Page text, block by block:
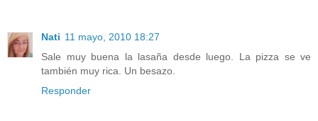
Nati 11 mayo, 2010 18:27
Sale muy buena la lasaña desde luego. La pizza se ve
también muy rica. Un besazo.
Responder